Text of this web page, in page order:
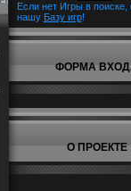
Если нет Игры в поиске,
нашу Базу игр!
ФОРМА
О ПРОЕКТЕ